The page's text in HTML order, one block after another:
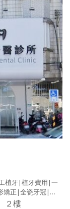
植牙|植牙費用|一
矯正|全瓷牙冠|…
２樓